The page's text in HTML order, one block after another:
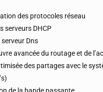
des protocoles réseau
serveurs DHCP
serveur Dns
avancée du routage et de
des partages avec le